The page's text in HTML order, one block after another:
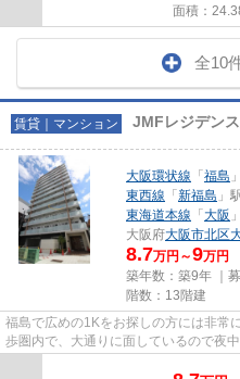
面積：
全10
賃貸｜マンション JMFレジデン
大阪環状線 「 福島
東西線 「 新福島 」
東海道本線 「 大阪
大阪府大阪市北区
8.7万円～9万円
築年数：築9年 ｜募
階数：13階建
福島で広めの1Kをお探しの方には非常
歩圏内で、大通りに面しているので夜